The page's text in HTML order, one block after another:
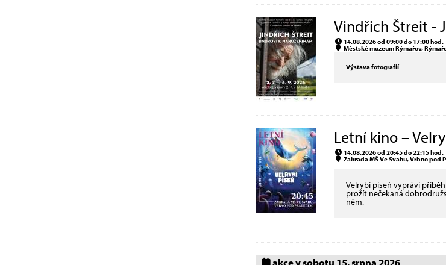
Vindřich Štreit -
14.08.2026 od 09:00 do 17:00 hod.
Městské muzeum Rýmařov,
Výstava fotografií
Letní kino –
14.08.2026 od 20:45 do 22:15 hod.
Zahrada MŠ Ve Svahu, Vrbno pod
Velrybí píseň vypráví
prožít nečekaná
něm.
akce v sobotu 15. srpna 2026